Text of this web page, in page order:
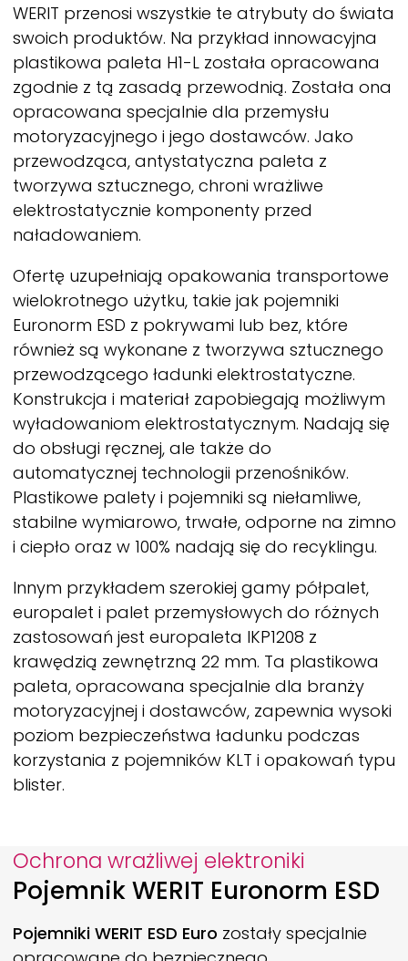
WERIT przenosi wszystkie te atrybuty do świata
swoich produktów. Na przykład innowacyjna
plastikowa paleta H1-L została opracowana
zgodnie z tą zasadą przewodnią. Została ona
opracowana specjalnie dla przemysłu
motoryzacyjnego i jego dostawców. Jako
przewodząca, antystatyczna paleta z
tworzywa sztucznego, chroni wrażliwe
elektrostatycznie komponenty przed
naładowaniem.
Ofertę uzupełniają opakowania transportowe
wielokrotnego użytku, takie jak pojemniki
Euronorm ESD z pokrywami lub bez, które
również są wykonane z tworzywa sztucznego
przewodzącego ładunki elektrostatyczne.
Konstrukcja i materiał zapobiegają możliwym
wyładowaniom elektrostatycznym. Nadają się
do obsługi ręcznej, ale także do
automatycznej technologii przenośników.
Plastikowe palety i pojemniki są niełamliwe,
stabilne wymiarowo, trwałe, odporne na zimno
i ciepło oraz w 100% nadają się do recyklingu.
Innym przykładem szerokiej gamy półpalet,
europalet i palet przemysłowych do różnych
zastosowań jest europaleta IKP1208 z
krawędzią zewnętrzną 22 mm. Ta plastikowa
paleta, opracowana specjalnie dla branży
motoryzacyjnej i dostawców, zapewnia wysoki
poziom bezpieczeństwa ładunku podczas
korzystania z pojemników KLT i opakowań typu
blister.
Ochrona wrażliwej elektroniki
PojemnikWERIT Euronorm ESD
PojemnikiWERIT ESD Euro zostały specjalnie